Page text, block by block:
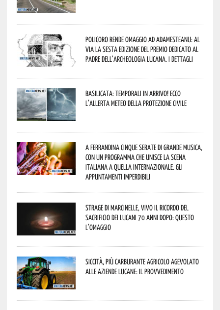
Policoro rende omaggio ad Adamesteanu: al
via la sesta edizione del Premio dedicato al
padre dell’archeologia lucana. I dettagli
Basilicata: temporali in arrivo! Ecco
l’allerta meteo della Protezione civile
A Ferrandina cinque serate di grande musica,
con un programma che unisce la scena
italiana a quella internazionale. Gli
appuntamenti imperdibili
Strage di Marcinelle, vivo il ricordo del
sacrificio dei lucani 70 anni dopo: questo
l’omaggio
Siccità, più carburante agricolo agevolato
alle aziende lucane: il provvedimento